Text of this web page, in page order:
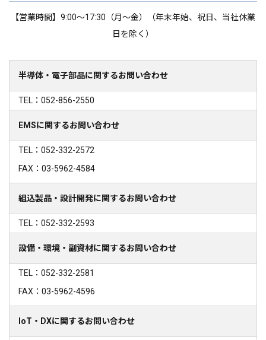
【営業時間】9:00～17:30（月～金）（年末年始、祝日、当社休業
日を除く）
半導体・電子部品に関するお問い合わせ
TEL：052-856-2550
EMSに関するお問い合わせ
TEL：052-332-2572
FAX：03-5962-4584
組込製品・設計開発に関するお問い合わせ
TEL：052-332-2593
設備・環境・副資材に関するお問い合わせ
TEL：052-332-2581
FAX：03-5962-4596
IoT・DXに関するお問い合わせ